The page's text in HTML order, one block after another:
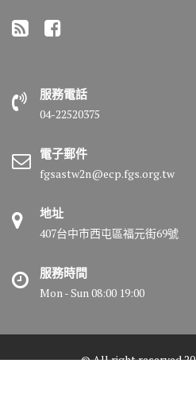
服務電話
04-22520375
電子郵件
fgsastw2n@ecp.fgs.org.tw
地址
407台中市西屯區福元街69號
服務時間
Mon - Sun 08:00 19:00
© All right reserved